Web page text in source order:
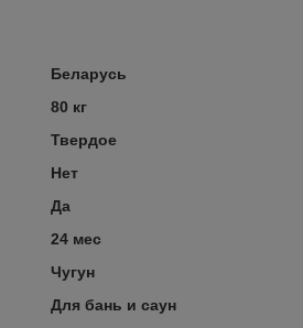
Беларусь
80 кг
Твердое
Нет
Да
24 мес
Чугун
Для бань и саун